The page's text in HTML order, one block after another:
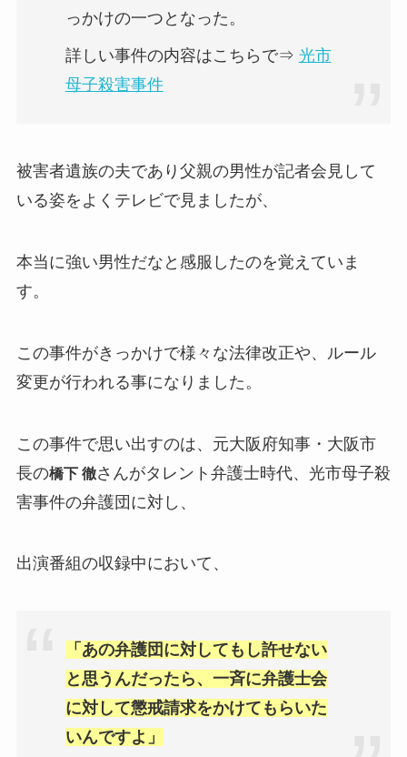
っかけの一つとなった。
詳しい事件の内容はこちらで⇒ 光市
母子殺害事件
被害者遺族の夫であり父親の男性が記者会見して
いる姿をよくテレビで見ましたが、
本当に強い男性だなと感服したのを覚えていま
す。
この事件がきっかけで様々な法律改正や、ルール
変更が行われる事になりました。
この事件で思い出すのは、元大阪府知事・大阪市
長の橋下 徹さんがタレント弁護士時代、光市母子殺
害事件の弁護団に対し、
出演番組の収録中において、
「あの弁護団に対してもし許せない
と思うんだったら、一斉に弁護士会
に対して懲戒請求をかけてもらいた
いんですよ」